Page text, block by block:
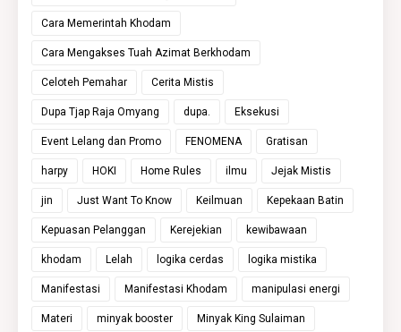
Cara Memerintah Khodam
Cara Mengakses Tuah Azimat Berkhodam
Celoteh Pemahar Cerita Mistis
Dupa Tjap Raja Omyang dupa. Eksekusi
Event Lelang dan Promo FENOMENA Gratisan
harpy HOKI Home Rules ilmu Jejak Mistis
jin Just Want To Know Keilmuan Kepekaan Batin
Kepuasan Pelanggan Kerejekian kewibawaan
khodam Lelah logika cerdas logika mistika
Manifestasi Manifestasi Khodam manipulasi energi
Materi minyak booster Minyak King Sulaiman